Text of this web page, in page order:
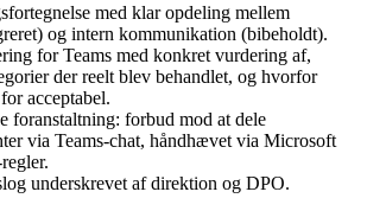
med klar opdeling mellem
og intern kommunikation (bibeholdt).
for Teams med konkret vurdering af,
der reelt blev behandlet, og hvorfor
acceptabel.
foranstaltning: forbud mod at dele
via Teams-chat, håndhævet via Microsoft
underskrevet af direktion og DPO.